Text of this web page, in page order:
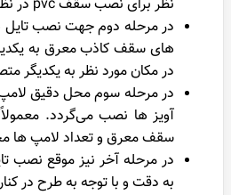
نظر برای نصب سقف pvc در نظر گرفته شود.
در مرحله دوم جهت نصب تایل
های سقف کاذب معرق به
در مکان مورد نظر به یکدیگر
در مرحله سوم محل دقیق
آویز ها نصب می‌گردد.
سقف معرق و تعداد لامپ ها
در مرحله آخر نیز موقع نصب
به دقت و با توجه به طرح در